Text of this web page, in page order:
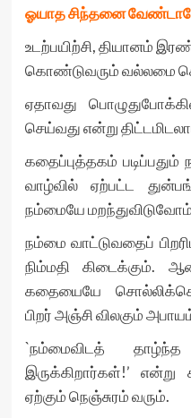
ஓயாத சிந்தனை
உடற்பயிற்சி, தியானம்
கொண்டுவரும் வல்லமை
ஏதாவது
செய்வது என்று
கதைப்புத்தகம்
வாழ்வில் ஏற்பட்ட
நம்மையே
நம்மை வாட்டுவதைப்
நிம்மதி
கதையையே
பிறர் அஞ்சி விலகும்
`நம்மைவிடத்
இருக்கிறார்கள்!’
ஏற்கும் நெஞ்சுரம் வரும்.